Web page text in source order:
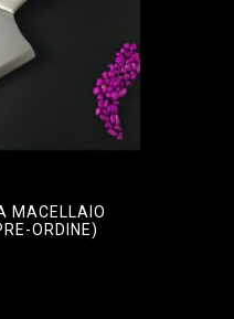
MACELLAIO
ORDINE)